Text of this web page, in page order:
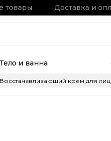
товары Доставка и
Тело и ванна
Восстанавливающий крем для